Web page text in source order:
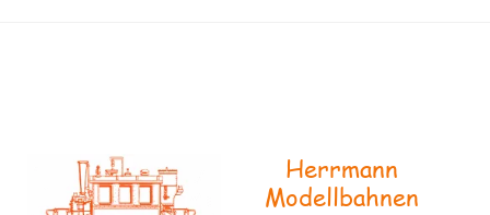
Herrmann
Modellbahnen